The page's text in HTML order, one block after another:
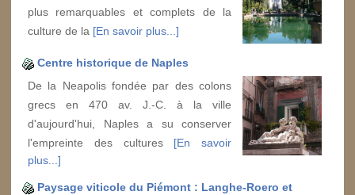
plus remarquables et complets de la
culture de la [En savoir plus...]
Centre historique de Naples
De la Neapolis fondée par des colons
grecs en 470 av. J.-C. à la ville
d'aujourd'hui, Naples a su conserver
l'empreinte des cultures [En savoir
plus...]
Paysage viticole du Piémont : Langhe-Roero et